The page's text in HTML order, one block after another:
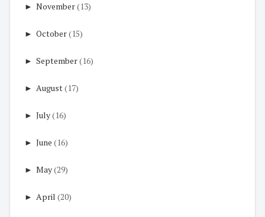
► November(13)
► October(15)
► September(16)
► August(17)
► July(16)
► June (16)
► May(29)
► April (20)